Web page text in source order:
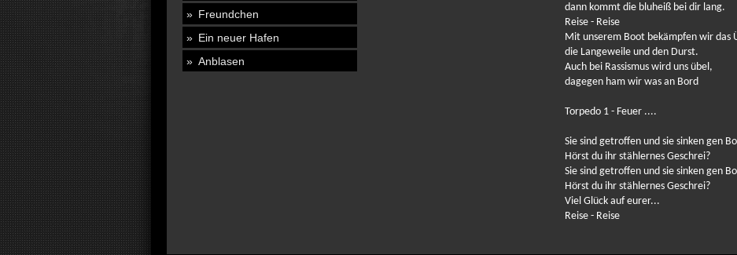
dann kommt die bluheiß bei dir lang.
Reise - Reise
Mit unserem Boot bekämpfen wir das
die Langeweile und den Durst.
Auch bei Rassismus wird uns übel,
dagegen ham wir was an Bord
Torpedo 1 - Feuer ....
Sie sind getroffen und sie sinken gen
Hörst du ihr stählernes Geschrei?
Sie sind getroffen und sie sinken gen
Hörst du ihr stählernes Geschrei?
Viel Glück auf eurer...
Reise - Reise
Freundchen
Ein neuer Hafen
Anblasen